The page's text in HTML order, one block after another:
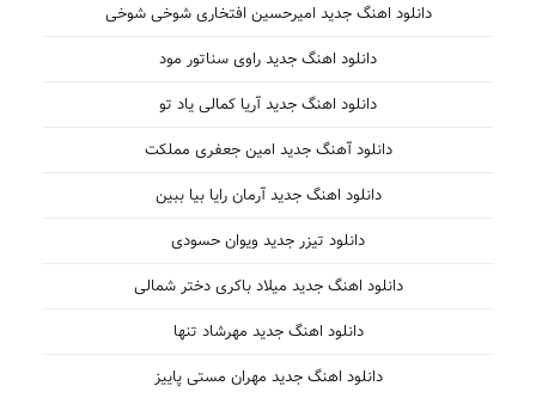
دانلود اهنگ جدید امیرحسین افتخاری شوخی شوخی
دانلود اهنگ جدید راوی سناتور مود
دانلود اهنگ جدید آریا کمالی یاد تو
دانلود آهنگ جدید امین جعفری مملکت
دانلود اهنگ جدید آرمان رایا بیا ببین
دانلود تیزر جدید ویوان حسودی
دانلود اهنگ جدید میلاد باکری دختر شمالی
دانلود اهنگ جدید مهرشاد تنها
دانلود اهنگ جدید مهران مستی پاییز